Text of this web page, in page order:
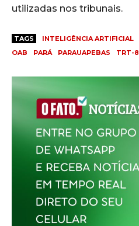
utilizadas nos tribunais.
TAGS INTELIGÊNCIA ARTIFICIAL
OAB
PARÁ PARAUAPEBAS TRT-8